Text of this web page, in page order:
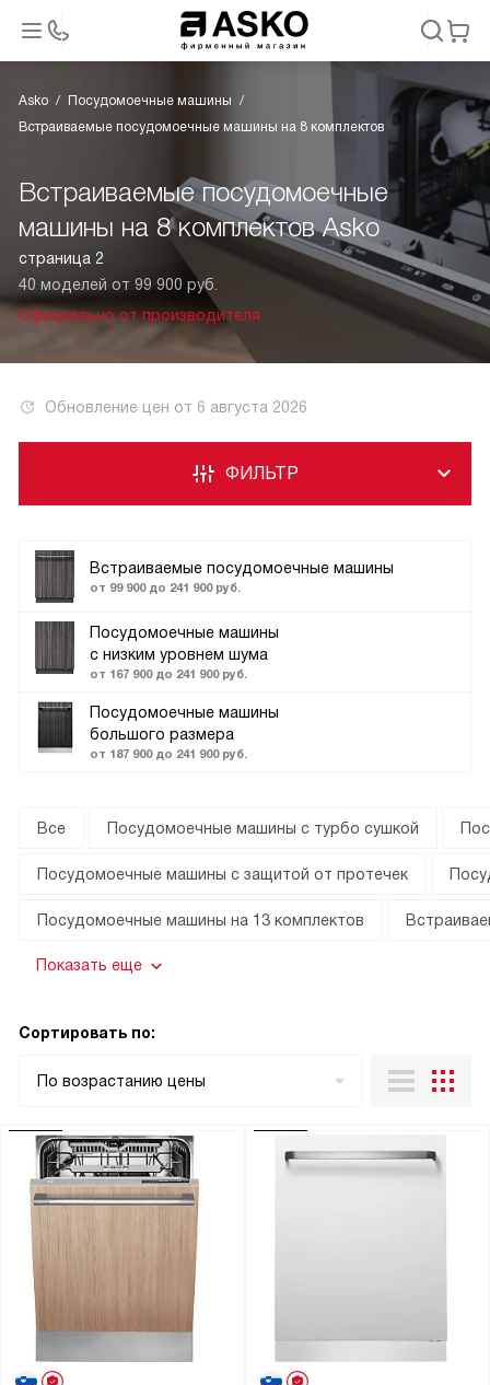
Asko
Посудомоечные машины
Встраиваемые посудомоечные машины на 8 комплектов
Встраиваемые посудомоечные
машины на 8 комплектов Asko
страница 2
40 моделей от 99 900 руб.
Официально от производителя
Обновление цен от 6 августа 2026
Встраиваемые посудомоечные машины
от 99 900 до 241 900 руб.
Посудомоечные машины
с низким уровнем шума
от 167 900 до 241 900 руб.
Посудомоечные машины
большого размера
от 187 900 до 241 900 руб.
ФИЛЬТР
Все Посудомоечные машины с турбо сушкой
Посудомоечные машины с защитой от протечек
Посудомоечные машины на 13 комплектов
Показать еще
Сортировать по:
По возрастанию цены